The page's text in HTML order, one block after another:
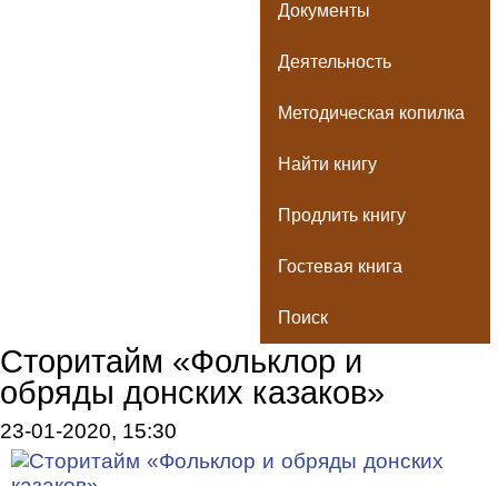
Документы
Деятельность
Методическая копилка
Найти книгу
Продлить книгу
Гостевая книга
Поиск
Сторитайм «Фольклор и
обряды донских казаков»
23-01-2020, 15:30